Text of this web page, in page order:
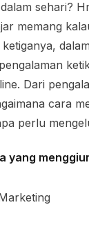
sehari?
memang
Dari
cara
perlu
yang